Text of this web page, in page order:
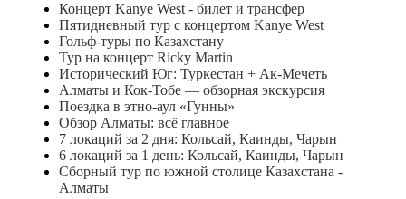
Концерт Kanye West - билет и трансфер
Пятидневный тур с концертом Kanye West
Гольф-туры по Казахстану
Тур на концерт Ricky Martin
Исторический Юг: Туркестан + Ак-Мечеть
Алматы и Кок-Тобе — обзорная экскурсия
Поездка в этно-аул «Гунны»
Обзор Алматы: всё главное
7 локаций за 2 дня: Кольсай, Каинды, Чарын
6 локаций за 1 день: Кольсай, Каинды, Чарын
Сборный тур по южной столице Казахстана -
Алматы